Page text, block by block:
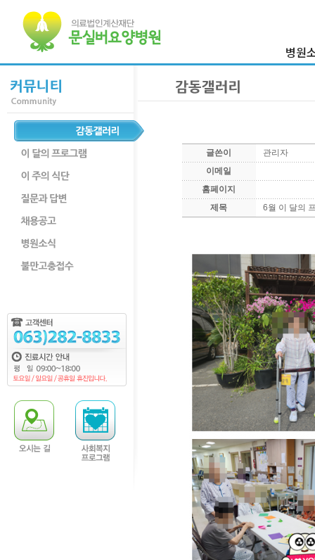
병원
병원
병원둘
부서
찾아오
글쓴이
관리자
이메일
홈페이지
제목
6월 이 달의